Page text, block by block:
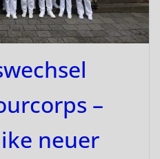
–
neuer